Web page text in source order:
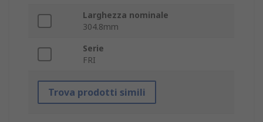
Larghezza nominale
304.8mm
Serie
FRI
Trova prodotti simili